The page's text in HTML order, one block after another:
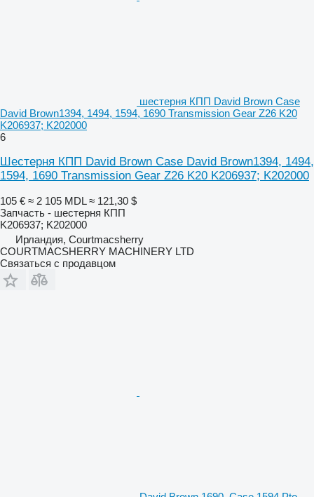
шестерня КПП David Brown Case
David Brown1394, 1494, 1594, 1690 Transmission Gear Z26 K20
K206937; K202000
6
Шестерня КПП David Brown Case David Brown1394, 1494,
1594, 1690 Transmission Gear Z26 K20 K206937; K202000
105 € ≈ 2 105 MDL ≈ 121,30 $
Запчасть - шестерня КПП
K206937; K202000
Ирландия, Courtmacsherry
COURTMACSHERRY MACHINERY LTD
Связаться с продавцом